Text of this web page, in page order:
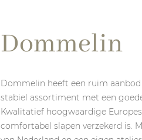
Dommelin
Dommelin heeft een ruim
stabiel assortiment met een
Kwalitatief hoogwaardige
comfortabel slapen verzekerd is.